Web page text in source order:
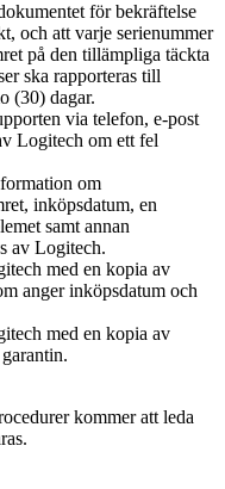
för bekräftelse
och att varje serienummer
på den tillämpliga täckta
ska rapporteras till
(30) dagar.
via telefon, e-post
Logitech om ett fel
om
inköpsdatum, en
samt annan
av Logitech.
med en kopia av
anger inköpsdatum och
med en kopia av
kommer att leda